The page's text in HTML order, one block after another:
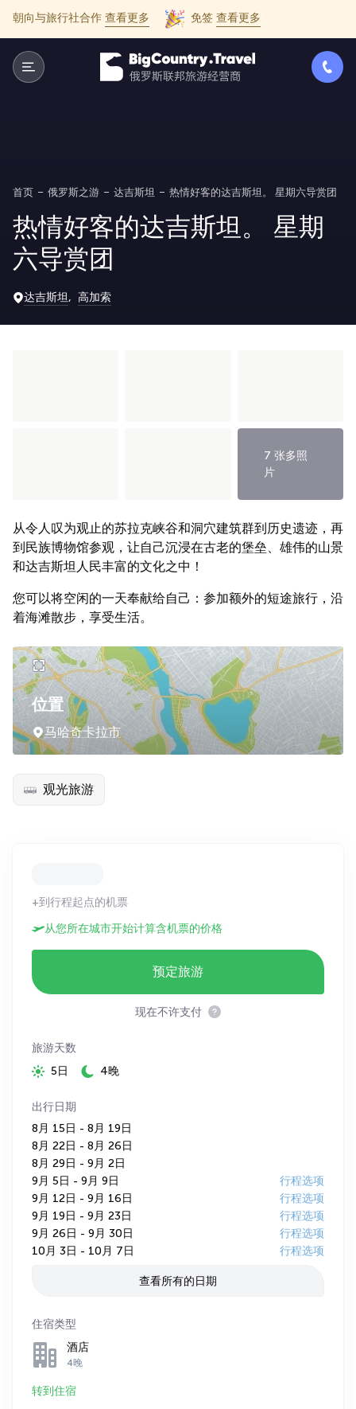
朝向与旅行社合作 查看更多 免签 查看更多
首页 俄罗斯之游 达吉斯坦 热情好客的达吉斯坦。 星期六导赏团
热情好客的达吉斯坦。 星期
六导赏团
达吉斯坦 高加索
7 张多照
片
从令人叹为观止的苏拉克峡谷和洞穴建筑群到历史遗迹，再
到民族博物馆参观，让自己沉浸在古老的堡垒、雄伟的山景
和达吉斯坦人民丰富的文化之中！
您可以将空闲的一天奉献给自己：参加额外的短途旅行，沿
着海滩散步，享受生活。
位置
马哈奇卡拉市
观光旅游
+到行程起点的机票
从您所在城市开始计算含机票的价格
预定旅游
现在不许支付
旅游天数
5日
4晚
出行日期
8月 15日 - 8月 19日
8月 22日 - 8月 26日
8月 29日 - 9月 2日
9月 5日 - 9月 9日
行程选项
9月 12日 - 9月 16日
行程选项
9月 19日 - 9月 23日
行程选项
9月 26日 - 9月 30日
行程选项
10月 3日 - 10月 7日
行程选项
查看所有的日期
住宿类型
酒店
4晚
转到住宿